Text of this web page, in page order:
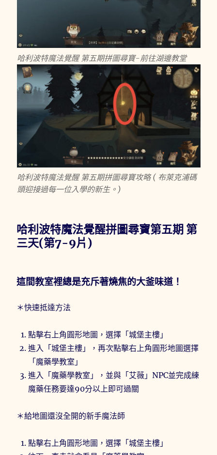
哈利波特魔法覺醒 第五期拼圖尋寶-前往湖邊教堂
哈利波特魔法覺醒 第五期拼圖尋寶攻略 ( 布萊克浦碼
頭迎接過每一位入學的新生。)
哈利波特魔法覺醒拼圖尋寶第五期 第
三天(第7-9片)
這間教室裡總是充斥著燒焦的大釜味道！
＊快速抵達方法
點擊右上角圓形地圖，選擇「城堡主樓」
進入「城堡主樓」，再次點擊右上角圓形地圖選擇
「魔藥學教室」
進入「魔藥學教室」，並與「艾薇」NPC並完成練
魔藥任務要達90分以上即可過關
＊給地圖還沒全開的新手魔法師
點擊右上角圓形地圖，選擇「城堡主樓」